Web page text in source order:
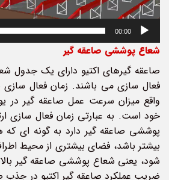
00:00
شعاع پوششی صاعقه گیر
صاعقه گیرهای اکتیو دارای یک جدول
فعال سازی می­ باشند. زمان فعال سازی
واقع میزان سرعت عمل صاعقه گیر در
خود است. به عبارتی زمان فعال سازی
پوششی صاعقه گیر دارد به گونه ای که
بیشتر باشد، فضای بیشتری از محیط
شود، یعنی شعاع پوششی صاعقه گیر
ضریب عملکرد صاعقه گیر اکتیو در جذب